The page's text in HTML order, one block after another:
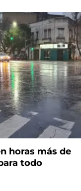
horas más de
todo